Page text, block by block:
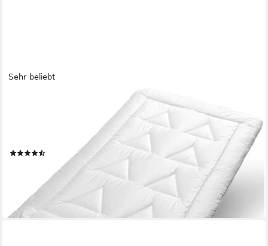
Sehr beliebt
Baumwollbettdecke Life, Bettdecken für Sommer und Winter,
Füllung: Polyester, Bezug: 100% Baumwolle, Bettdecke 135x200
cm, 155x220 cm, Aqua-Clean-Gewebe, Decke
UVP 129,90 €
nur diesen Monat
lieferbar - in 3-4 Werktagen bei dir